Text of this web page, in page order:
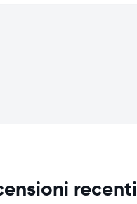
recenti